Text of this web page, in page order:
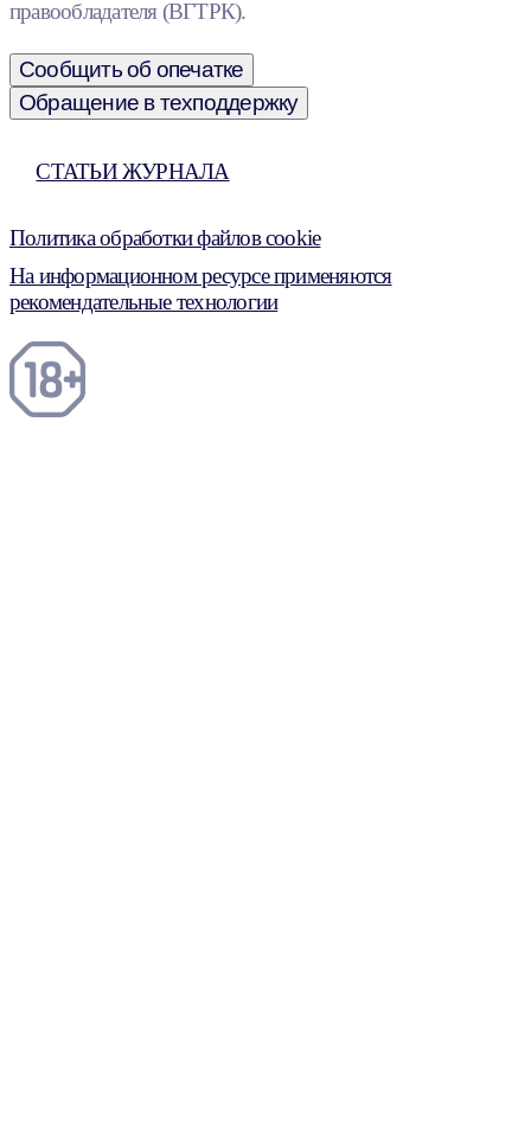
правообладателя (ВГТРК).
Сообщить об опечатке
Обращение в техподдержку
СТАТЬИ ЖУРНАЛА
Политика обработки файлов cookie
На информационном ресурсе применяются
рекомендательные технологии